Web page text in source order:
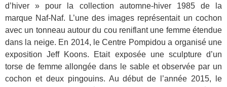
d’hiver » pour la collection automne-hiver 1985 de la
marque Naf-Naf. L’une des images représentait un cochon
avec un tonneau autour du cou reniflant une femme étendue
dans la neige. En 2014, le Centre Pompidou a organisé une
exposition Jeff Koons. Etait exposée une sculpture d’un
torse de femme allongée dans le sable et observée par un
cochon et deux pingouins. Au début de l’année 2015, le